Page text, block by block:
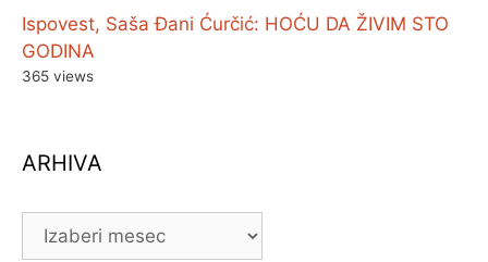
Ispovest, Saša Đani Ćurčić: HOĆU DA ŽIVIM STO
GODINA
365 views
ARHIVA
ARHIVA